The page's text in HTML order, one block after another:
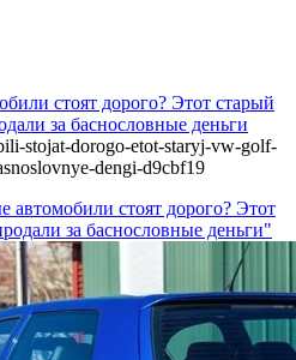
стоят дорого? Этот старый
за баснословные деньги
stojat-dorogo-etot-staryj-vw-golf-
dengi-d9cbf19
автомобили стоят дорого? Этот
за баснословные деньги"